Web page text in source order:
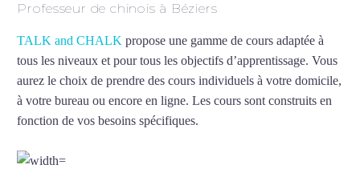
Professeur de chinois à Béziers
TALK and CHALK propose une gamme de cours adaptée à
tous les niveaux et pour tous les objectifs d’apprentissage. Vous
aurez le choix de prendre des cours individuels à votre domicile,
à votre bureau ou encore en ligne. Les cours sont construits en
fonction de vos besoins spécifiques.